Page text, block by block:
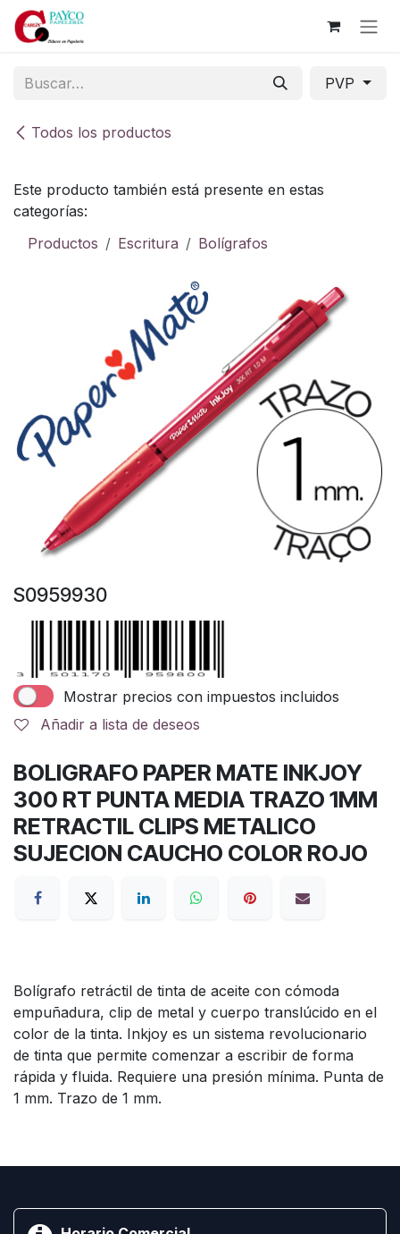
Ir al contenido
Todos los productos
PVP
Este producto también está presente en estas
categorías:
Productos
Escritura Bolígrafos
S0959930
Mostrar precios con impuestos incluidos
Añadir a lista de deseos
BOLIGRAFO PAPER MATE INKJOY
300 RT PUNTA MEDIA TRAZO 1MM
RETRACTIL CLIPS METALICO
SUJECION CAUCHO COLOR ROJO
Bolígrafo retráctil de tinta de aceite con cómoda
empuñadura, clip de metal y cuerpo translúcido en el
color de la tinta. Inkjoy es un sistema revolucionario
de tinta que permite comenzar a escribir de forma
rápida y fluida. Requiere una presión mínima. Punta de
1 mm. Trazo de 1 mm.